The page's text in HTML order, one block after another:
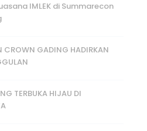
IMLEK di Summarecon
CROWN GADING HADIRKAN
TERBUKA HIJAU DI